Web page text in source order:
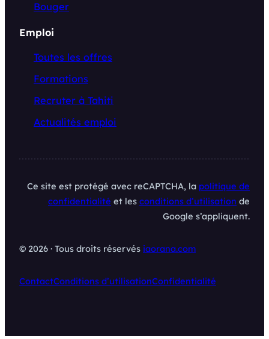
Bouger
Emploi
Toutes les offres
Formations
Recruter à Tahiti
Actualités emploi
Ce site est protégé avec reCAPTCHA, la politique de
confidentialité et les conditions d’utilisation de
Google s’appliquent.
© 2026 · Tous droits réservés iaorana.com
ContactConditions d’utilisationConfidentialité